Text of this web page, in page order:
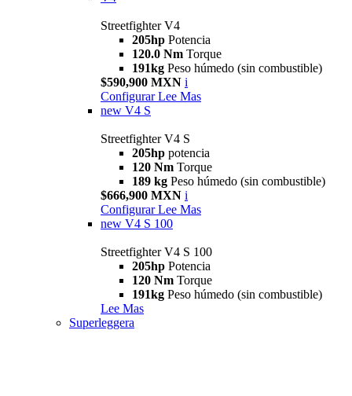
Streetfighter V4
205hp Potencia
120.0 Nm Torque
191kg Peso húmedo (sin combustible)
$590,900 MXN i
Configurar Lee Mas
new V4 S
Streetfighter V4 S
205hp potencia
120 Nm Torque
189 kg Peso húmedo (sin combustible)
$666,900 MXN i
Configurar Lee Mas
new V4 S 100
Streetfighter V4 S 100
205hp Potencia
120 Nm Torque
191kg Peso húmedo (sin combustible)
Lee Mas
Superleggera